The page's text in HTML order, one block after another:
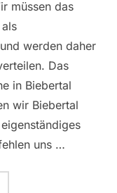
müssen das
werden daher
Das
in Biebertal
wir Biebertal
uns …
IN